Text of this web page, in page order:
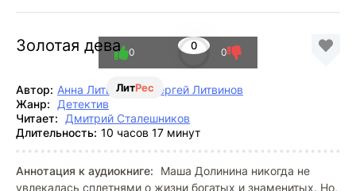
Золотая дева
ЛитРес
0
0 0
Автор: Анна Литвинова,Сергей Литвинов
Жанр:
Детектив
Читает:
Дмитрий Сталешников
Длительность: 10 часов 17 минут
Аннотация к аудиокниге:
Маша Долинина никогда не
увлекалась сплетнями о жизни богатых и знаменитых. Но,